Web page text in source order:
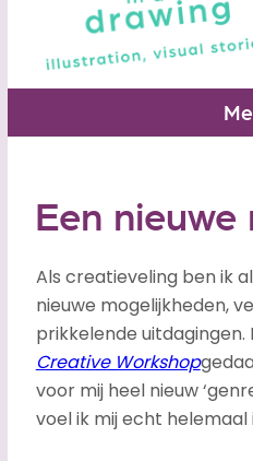
Een
Als creatieveling ben ik
nieuwe mogelijkheden,
prikkelende uitdagingen.
Creative Workshop
voor mij heel nieuw
voel ik mij echt helemaal